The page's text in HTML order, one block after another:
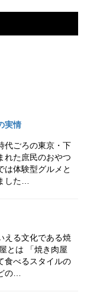
実情
代ごろの東京・下
れた庶民のおやつ
は体験型グルメと
した…
える文化である焼
とは 「焼き肉屋
食べるスタイルの
の…